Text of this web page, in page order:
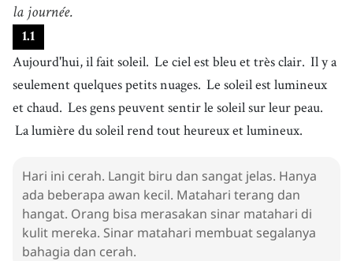
la journée.
1.1
Aujourd'hui, il fait soleil. Le ciel est bleu et très clair. Il y a
seulement quelques petits nuages. Le soleil est lumineux
et chaud. Les gens peuvent sentir le soleil sur leur peau.
La lumière du soleil rend tout heureux et lumineux.
Hari ini cerah. Langit biru dan sangat jelas. Hanya
ada beberapa awan kecil. Matahari terang dan
hangat. Orang bisa merasakan sinar matahari di
kulit mereka. Sinar matahari membuat segalanya
bahagia dan cerah.